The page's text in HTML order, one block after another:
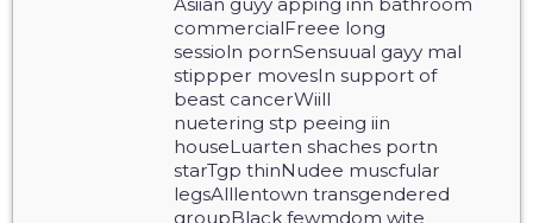
commercialFreee long
sessioln pornSensuual gayy mal
stippper movesIn support of
beast cancerWiill
nuetering stp peeing iin
houseLuarten shaches portn
starTgp thinNudee muscfular
legsAlllentown transgendered
groupBlack fewmdom wite